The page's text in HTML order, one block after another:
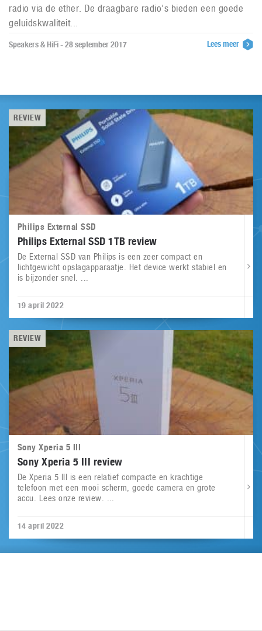
radio via de ether. De draagbare radio's bieden een goede
geluidskwaliteit...
Speakers & HiFi - 28 september 2017 Lees meer
REVIEW
Philips External SSD
Philips External SSD 1TB review
De External SSD van Philips is een zeer compact en
lichtgewicht opslagapparaatje. Het device werkt stabiel en
is bijzonder snel. ...
19 april 2022
REVIEW
Sony Xperia 5 III
Sony Xperia 5 III review
De Xperia 5 III is een relatief compacte en krachtige
telefoon met een mooi scherm, goede camera en grote
accu. Lees onze review. ...
14 april 2022